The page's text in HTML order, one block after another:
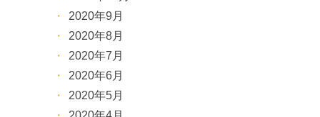
2020年9月
2020年8月
2020年7月
2020年6月
2020年5月